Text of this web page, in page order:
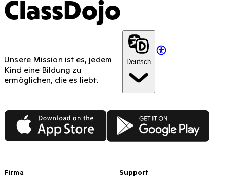
ClassDojo
Unsere Mission ist es, jedem
Kind eine Bildung zu
ermöglichen, die es liebt.
Deutsch
App Store Google Play
Firma Support